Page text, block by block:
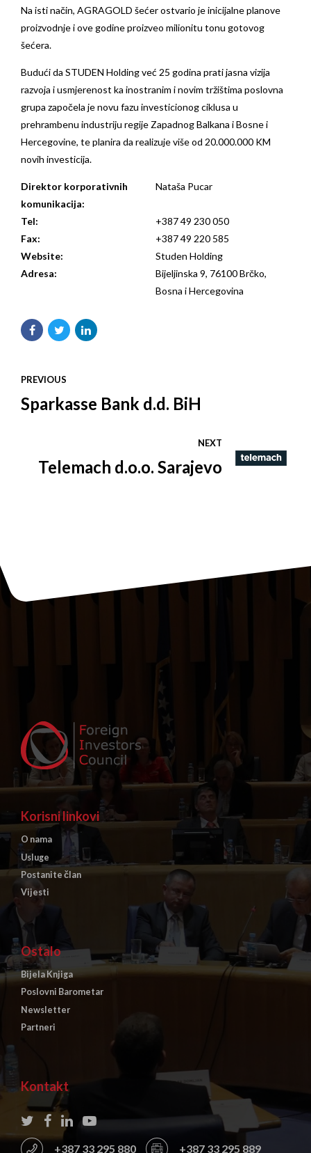
Na isti način, AGRAGOLD šećer ostvario je inicijalne planove
proizvodnje i ove godine proizveo milionitu tonu gotovog
šećera.
Budući da STUDEN Holding već 25 godina prati jasna vizija
razvoja i usmjerenost ka inostranim i novim tržištima poslovna
grupa započela je novu fazu investicionog ciklusa u
prehrambenu industriju regije Zapadnog Balkana i Bosne i
Hercegovine, te planira da realizuje više od 20.000.000 KM
novih investicija.
Direktor korporativnih
komunikacija:
Nataša Pucar
Tel:
+387 49 230 050
Fax:
+387 49 220 585
Website:
Studen Holding
Adresa:
Bijeljinska 9, 76100 Brčko,
Bosna i Hercegovina
PREVIOUS
Sparkasse Bank d.d. BiH
NEXT
Telemach d.o.o. Sarajevo
Korisni linkovi
O nama
Usluge
Postanite član
Vijesti
Ostalo
Bijela Knjiga
Poslovni Barometar
Newsletter
Partneri
Kontakt
+387 33 295 880 +387 33 295 889